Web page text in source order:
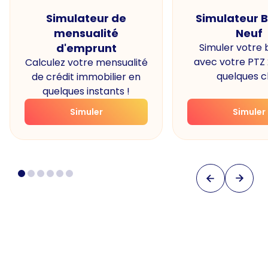
Simulateur de
mensualité
d'emprunt
Calculez votre mensualité
de crédit immobilier en
quelques instants !
Simuler
Simulateur
Neuf
Simuler votre
avec votre PTZ
quelques
Simuler